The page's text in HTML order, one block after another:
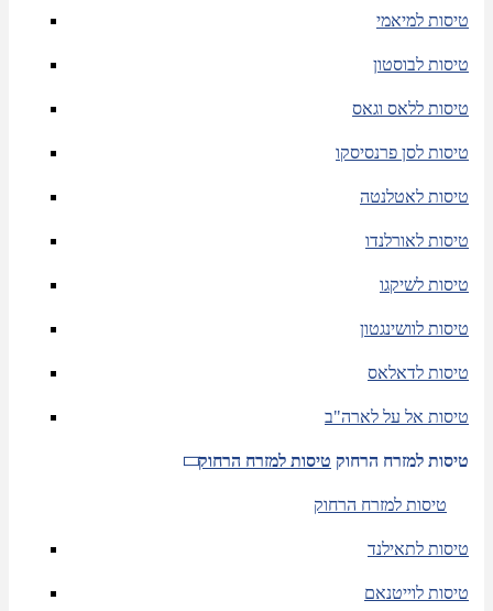
טיסות למיאמי
טיסות לבוסטון
טיסות ללאס וגאס
טיסות לסן פרנסיסקו
טיסות לאטלנטה
טיסות לאורלנדו
טיסות לשיקגו
טיסות לוושינגטון
טיסות לדאלאס
טיסות אל על לארה"ב
טיסות למזרח הרחוק טיסות למזרח הרחוק
טיסות למזרח הרחוק
טיסות לתאילנד
טיסות לוייטנאם